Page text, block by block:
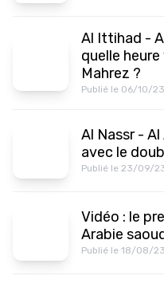
Al Ittihad -
quelle
Mahrez ?
Publié le 06/10/23
Al Nassr -
avec le
Publié le 23/09/
Vidéo : le
Arabie
Publié le 18/08/23